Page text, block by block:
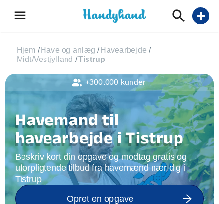
menu add
Hjem / Have og anlæg / Havearbejde /
Midt/Vestjylland /Tistrup
Havemand til
havearbejde i Tistrup
Beskriv kort din opgave og modtag gratis og
uforpligtende tilbud fra havemænd nær dig i
Tistrup
Opret en opgave
+300.000 kunder